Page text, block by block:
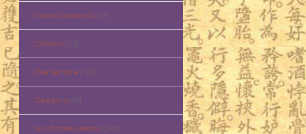
Carlos Castaneda (32)
Cathares(23)
Chamanisme (100)
Chrétiens(79)
Des destins animés(287)